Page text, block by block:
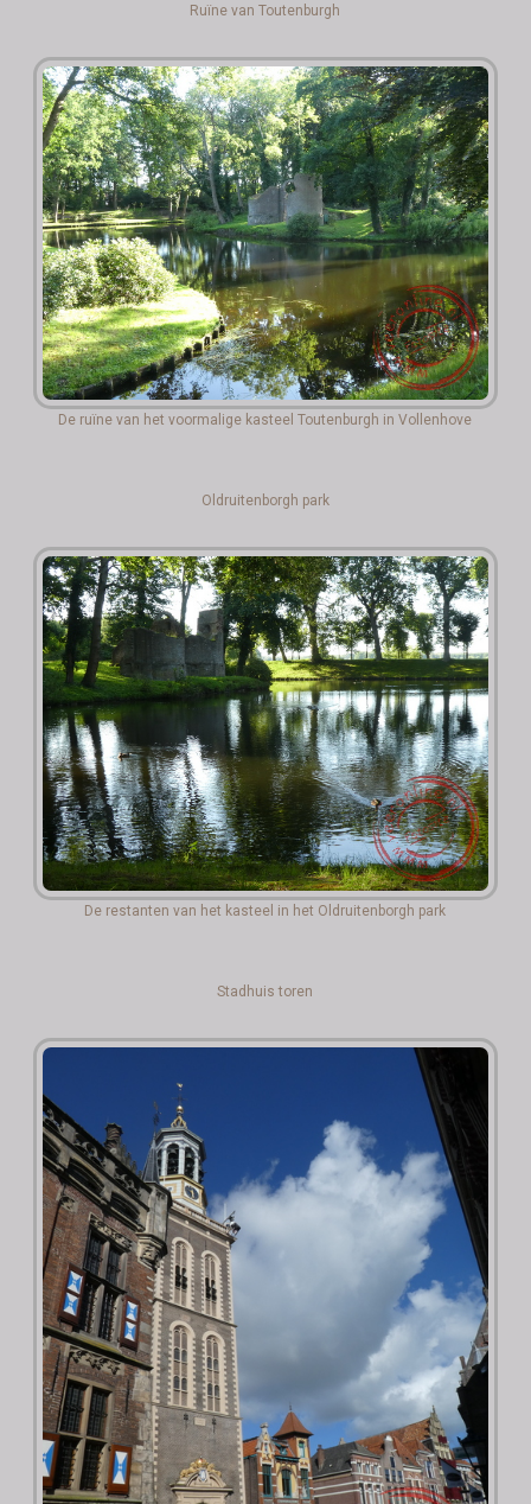
Ruïne van Toutenburgh
De ruïne van het voormalige kasteel Toutenburgh in Vollenhove
Oldruitenborgh park
De restanten van het kasteel in het Oldruitenborgh park
Stadhuis toren